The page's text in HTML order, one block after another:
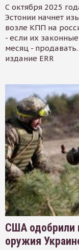
С октября 2025
Эстонии начнет
возле КПП на
- если их
месяц -
издание ERR
США одобрили
оружия